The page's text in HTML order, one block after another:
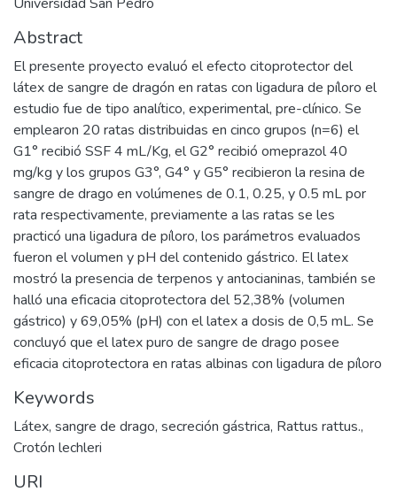
Abstract
El presente proyecto evaluó el efecto citoprotector del
látex de sangre de dragón en ratas con ligadura de píloro el
estudio fue de tipo analítico, experimental, pre-clínico. Se
emplearon 20 ratas distribuidas en cinco grupos (n=6) el
G1° recibió SSF 4 mL/Kg, el G2° recibió omeprazol 40
mg/kg y los grupos G3°, G4° y G5° recibieron la resina de
sangre de drago en volúmenes de 0.1, 0.25, y 0.5 mL por
rata respectivamente, previamente a las ratas se les
practicó una ligadura de píloro, los parámetros evaluados
fueron el volumen y pH del contenido gástrico. El latex
mostró la presencia de terpenos y antocianinas, también se
halló una eficacia citoprotectora del 52,38% (volumen
gástrico) y 69,05% (pH) con el latex a dosis de 0,5 mL. Se
concluyó que el latex puro de sangre de drago posee
eficacia citoprotectora en ratas albinas con ligadura de píloro
Keywords
Látex, sangre de drago, secreción gástrica, Rattus rattus.,
Crotón lechleri
URI